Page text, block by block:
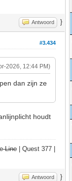
Antwoord }
#3.434
2026, 12:44 PM)
dan zijn ze
houdt
Line| Quest 377 |
Antwoord }